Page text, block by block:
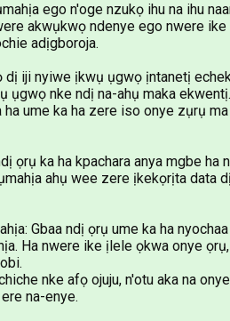
ego n'oge nzukọ ihu na ihu
akwụkwọ ndenye ego nwere
adịgboroja.
iji nyiwe ịkwụ ụgwọ ịntanetị
nke ndị na-ahụ maka
ume ka ha zere iso onye zụrụ
ọrụ ka ha kpachara anya mgbe ha
ahụ wee zere ịkekọrịta data
Gbaa ndị ọrụ ume ka ha
Ha nwere ike ịlele ọkwa onye
nke afọ ojuju, n'otu aka na
na-enye.